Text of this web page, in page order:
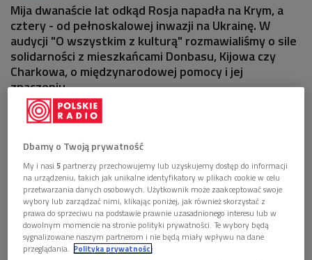
Mija dwanaście lat odkąd Rosja napadła na Krym, a
cztery - od pełnoskalowej inwazji na Ukrainę. W
audycji "O wszystkim z kulturą" rozmawialiśmy o sile
solidarności z mieszkańcami Donbasu, Kijowa czy
Charkowa, o międzynarodowej pomocy i jej
znaczeniu.
Dbamy o Twoją prywatność
My i nasi5 partnerzy przechowujemy lub uzyskujemy dostęp do informacji
na urządzeniu, takich jak unikalne identyfikatory w plikach cookie w celu
przetwarzania danych osobowych. Użytkownik może zaakceptować swoje
wybory lub zarządzać nimi, klikając poniżej, jak również skorzystać z
prawa do sprzeciwu na podstawie prawnie uzasadnionego interesu lub w
dowolnym momencie na stronie polityki prywatności. Te wybory będą
sygnalizowane naszym partnerom i nie będą miały wpływu na dane
przeglądania. Polityka prywatności